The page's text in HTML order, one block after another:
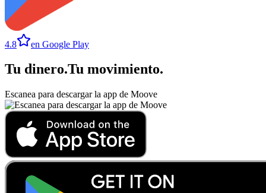
4.8 en Google Play
Tu dinero.Tu movimiento.
Escanea para descargar la app de Moove